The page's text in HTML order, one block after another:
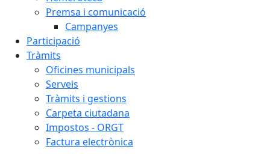
Premsa i comunicació
Campanyes
Participació
Tràmits
Oficines municipals
Serveis
Tràmits i gestions
Carpeta ciutadana
Impostos - ORGT
Factura electrònica